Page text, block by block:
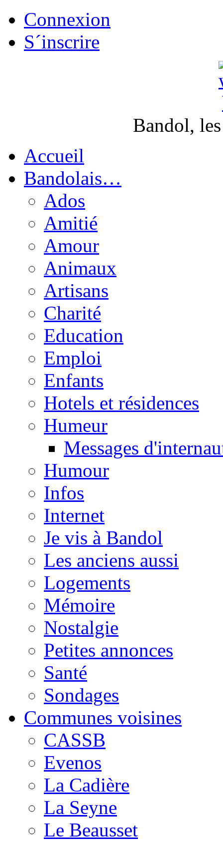
Connexion
S´inscrire
Bandol,
Accueil
Bandolais…
Ados
Amitié
Amour
Animaux
Artisans
Charité
Education
Emploi
Enfants
Hotels et résidences
Humeur
Messages
Humour
Infos
Internet
Je vis à Bandol
Les anciens aussi
Logements
Mémoire
Nostalgie
Petites annonces
Santé
Sondages
Communes voisines
CASSB
Evenos
La Cadière
La Seyne
Le Beausset